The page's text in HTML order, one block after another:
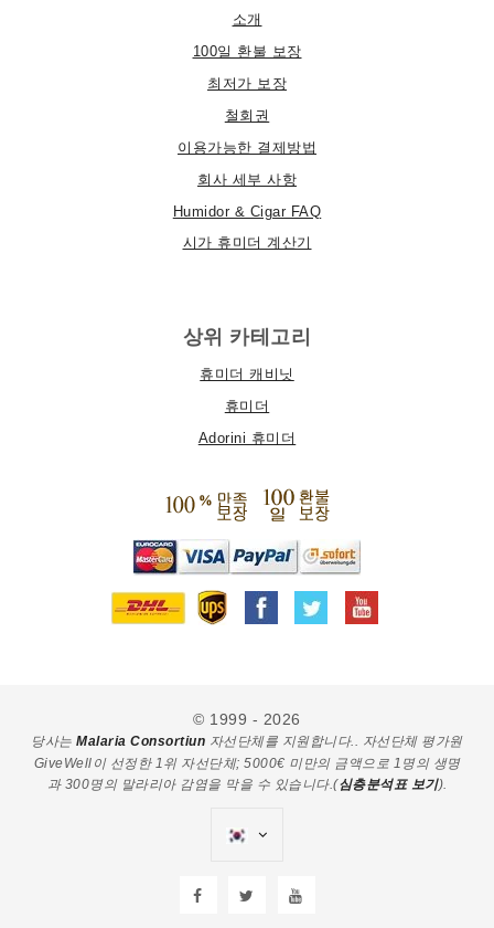
소개
100일 환불 보장
최저가 보장
철회권
이용가능한 결제방법
회사 세부 사항
Humidor & Cigar FAQ
시가 휴미더 계산기
상위 카테고리
휴미더 캐비닛
휴미더
Adorini 휴미더
© 1999 - 2026
당사는Malaria Consortiun 자선단체를 지원합니다.. 자선단체 평가원
GiveWell이 선정한 1위 자선단체; 5000€ 미만의 금액으로 1명의 생명
과 300명의 말라리아 감염을 막을 수 있습니다.(심층분석표 보기).